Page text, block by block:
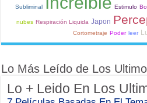
Subliminal Estimulo
nubes Respiración Liquida Japon
Cortometraje Poder leer
Lo Más Leído de Los
Lo + Leido En Los